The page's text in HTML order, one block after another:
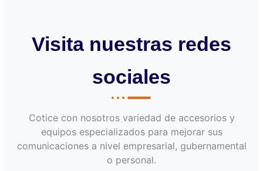
Visita nuestras redes
sociales
Cotice con nosotros variedad de accesorios y
equipos especializados para mejorar sus
comunicaciones a nivel empresarial, gubernamental
o personal.